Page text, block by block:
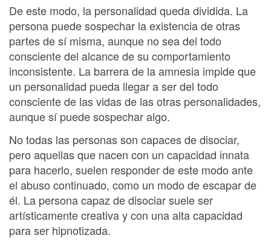
De este modo, la personalidad queda dividida. La
persona puede sospechar la existencia de otras
partes de sí misma, aunque no sea del todo
consciente del alcance de su comportamiento
inconsistente. La barrera de la amnesia impide que
un personalidad pueda llegar a ser del todo
consciente de las vidas de las otras personalidades,
aunque sí puede sospechar algo.
No todas las personas son capaces de disociar,
pero aquellas que nacen con un capacidad innata
para hacerlo, suelen responder de este modo ante
el abuso continuado, como un modo de escapar de
él. La persona capaz de disociar suele ser
artísticamente creativa y con una alta capacidad
para ser hipnotizada.